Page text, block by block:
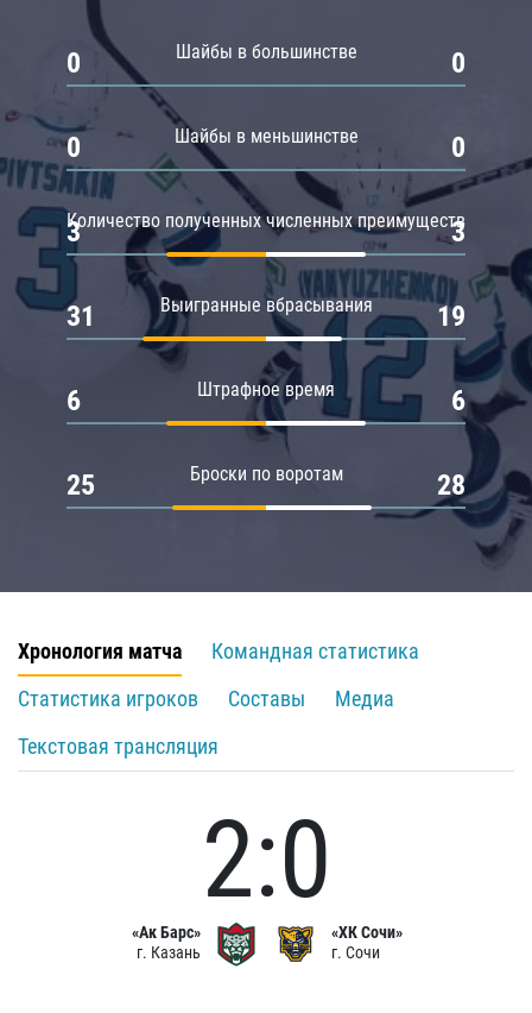
Шайбы в большинстве
0 0
Шайбы в меньшинстве
0 0
Количество полученных численных преимуществ
3 3
Выигранные вбрасывания
31 19
Штрафное время
6 6
Броски по воротам
25 28
Хронология матча
Командная статистика
Статистика игроков
Составы
Медиа
Текстовая трансляция
«Ак Барс»
г. Казань
2:0
«ХК Сочи»
г. Сочи